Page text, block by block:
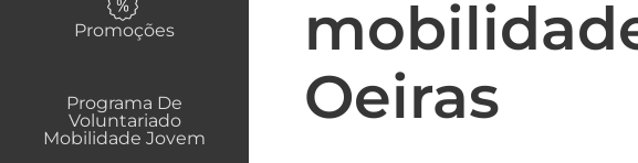
Promoções
Programa De
Voluntariado
Mobilidade Jovem
Oeiras